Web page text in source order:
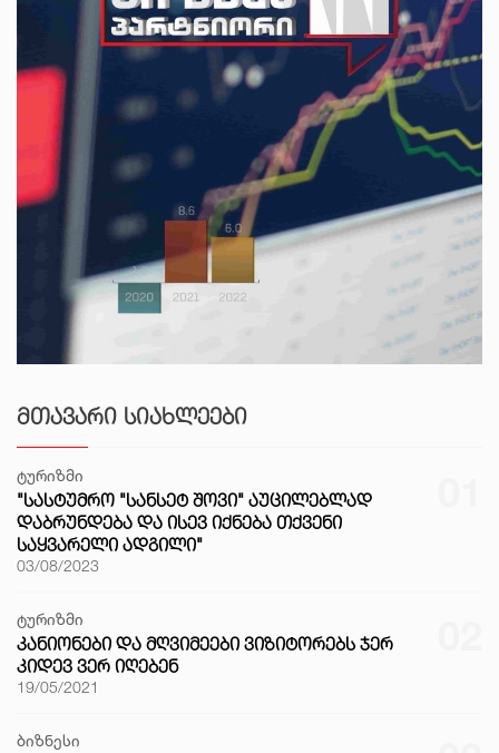
ᲛᲗᲐᲕᲐᲠᲘ ᲡᲘᲐᲮᲚᲔᲔᲑᲘ
ტურიზმი
"ᲡᲐᲡᲢᲣᲛᲠᲝ "ᲡᲐᲜᲡᲔᲢ ᲨᲝᲕᲘ" ᲐᲣᲪᲘᲚᲔᲑᲚᲐᲓ
ᲓᲐᲑᲠᲣᲜᲓᲔᲑᲐ ᲓᲐ ᲘᲡᲔᲕ ᲘᲥᲜᲔᲑᲐ ᲗᲥᲕᲔᲜᲘ
ᲡᲐᲧᲕᲐᲠᲔᲚᲘ ᲐᲓᲒᲘᲚᲘ"
03/08/2023
ტურიზმი
ᲙᲐᲜᲘᲝᲜᲔᲑᲘ ᲓᲐ ᲛᲦᲕᲘᲛᲔᲔᲑᲘ ᲕᲘᲖᲘᲢᲝᲠᲔᲑᲡ ᲯᲔᲠ
ᲙᲘᲓᲔᲕ ᲕᲔᲠ ᲘᲦᲔᲑᲔᲜ
19/05/2021
ბიზნესი